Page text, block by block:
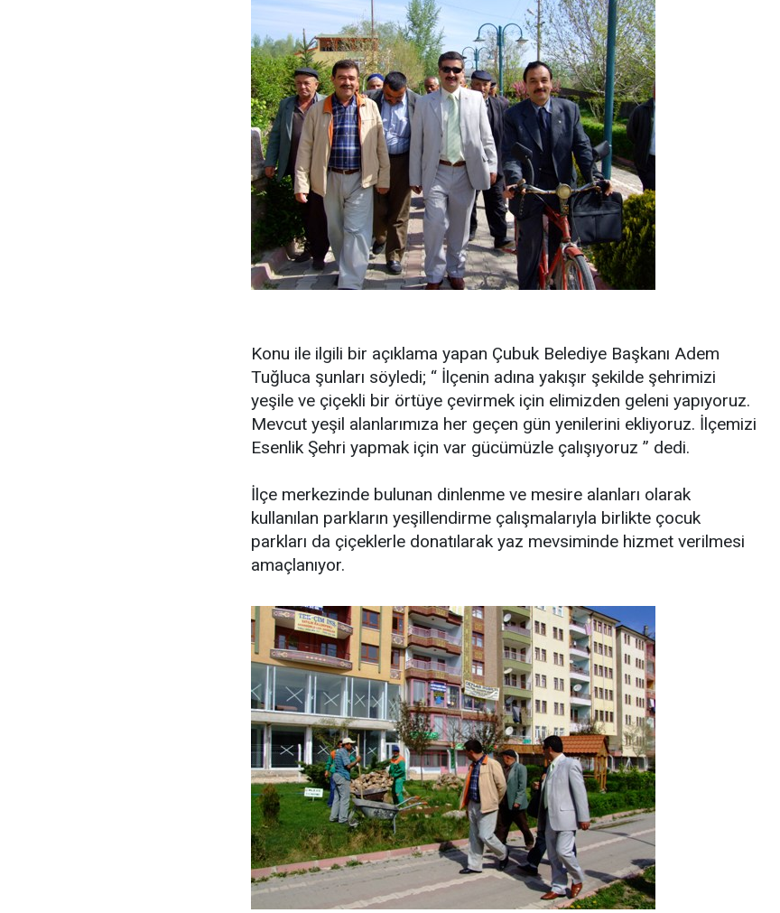
Konu ile ilgili bir açıklama yapan Çubuk Belediye Başkanı Adem
Tuğluca şunları söyledi; “ İlçenin adına yakışır şekilde şehrimizi
yeşile ve çiçekli bir örtüye çevirmek için elimizden geleni yapıyoruz.
Mevcut yeşil alanlarımıza her geçen gün yenilerini ekliyoruz. İlçemizi
Esenlik Şehri yapmak için var gücümüzle çalışıyoruz ” dedi.
İlçe merkezinde bulunan dinlenme ve mesire alanları olarak
kullanılan parkların yeşillendirme çalışmalarıyla birlikte çocuk
parkları da çiçeklerle donatılarak yaz mevsiminde hizmet verilmesi
amaçlanıyor.